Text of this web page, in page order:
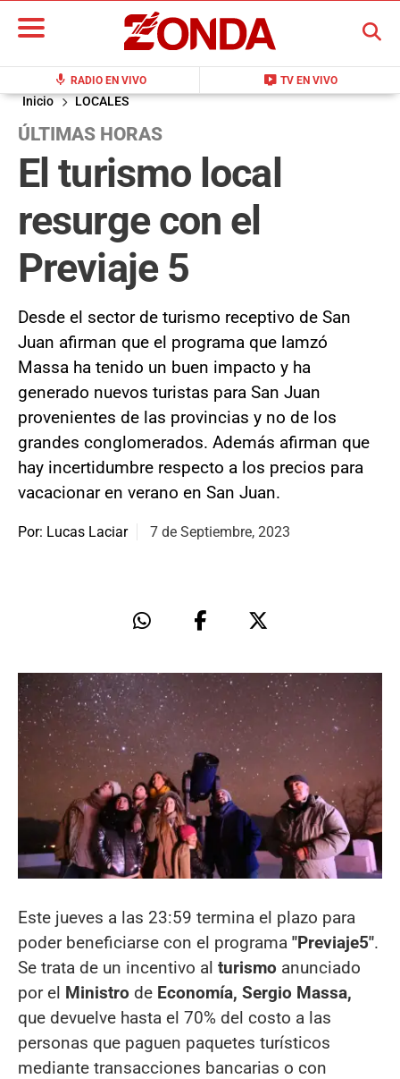
mic RADIO EN VIVO live_tv TV EN VIVO
BUSCAR
Inicio LOCALES
ÚLTIMAS HORAS
El turismo local
resurge con el
Previaje 5
Desde el sector de turismo receptivo de San
Juan afirman que el programa que lamzó
Massa ha tenido un buen impacto y ha
generado nuevos turistas para San Juan
provenientes de las provincias y no de los
grandes conglomerados. Además afirman que
hay incertidumbre respecto a los precios para
vacacionar en verano en San Juan.
Por: Lucas Laciar 7 de Septiembre, 2023
Este jueves a las 23:59 termina el plazo para
poder beneficiarse con el programa "Previaje5".
Se trata de un incentivo al turismo anunciado
por el Ministro de Economía, Sergio Massa,
que devuelve hasta el 70% del costo a las
personas que paguen paquetes turísticos
mediante transacciones bancarias o con